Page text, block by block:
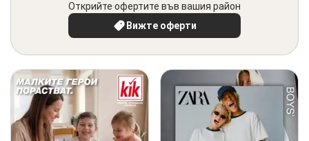
Открийте офертите във вашия район
Вижте оферти